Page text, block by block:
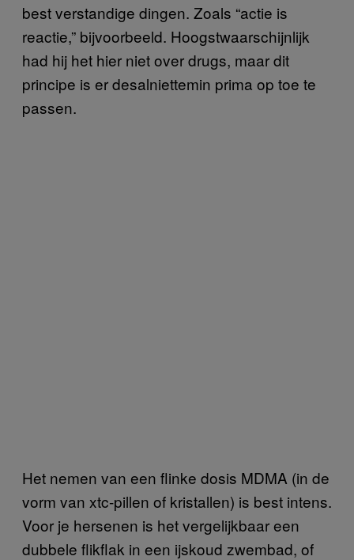
best verstandige dingen. Zoals “actie is
reactie,” bijvoorbeeld. Hoogstwaarschijnlijk
had hij het hier niet over drugs, maar dit
principe is er desalniettemin prima op toe te
passen.
Het nemen van een flinke dosis MDMA (in de
vorm van xtc-pillen of kristallen) is best intens.
Voor je hersenen is het vergelijkbaar een
dubbele flikflak in een ijskoud zwembad, of